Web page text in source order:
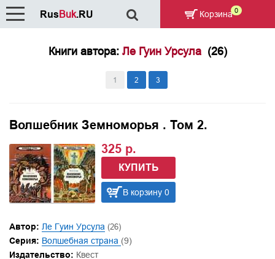
Книги автора: Ле Гуин Урсула (26)
1 2 3
Волшебник Земноморья . Том 2.
325 р.
КУПИТЬ
В корзину 0
Автор: Ле Гуин Урсула (26)
Серия: Волшебная страна (9)
Издательство: Квест
RusBuk.RU Корзина 0